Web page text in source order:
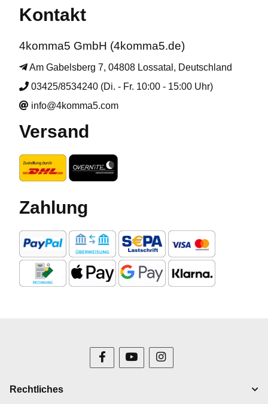
Kontakt
4komma5 GmbH (4komma5.de)
Am Gabelsberg 7, 04808 Lossatal, Deutschland
03425/8534240 (Di. - Fr. 10:00 - 15:00 Uhr)
info@4komma5.com
Versand
Zahlung
Rechtliches